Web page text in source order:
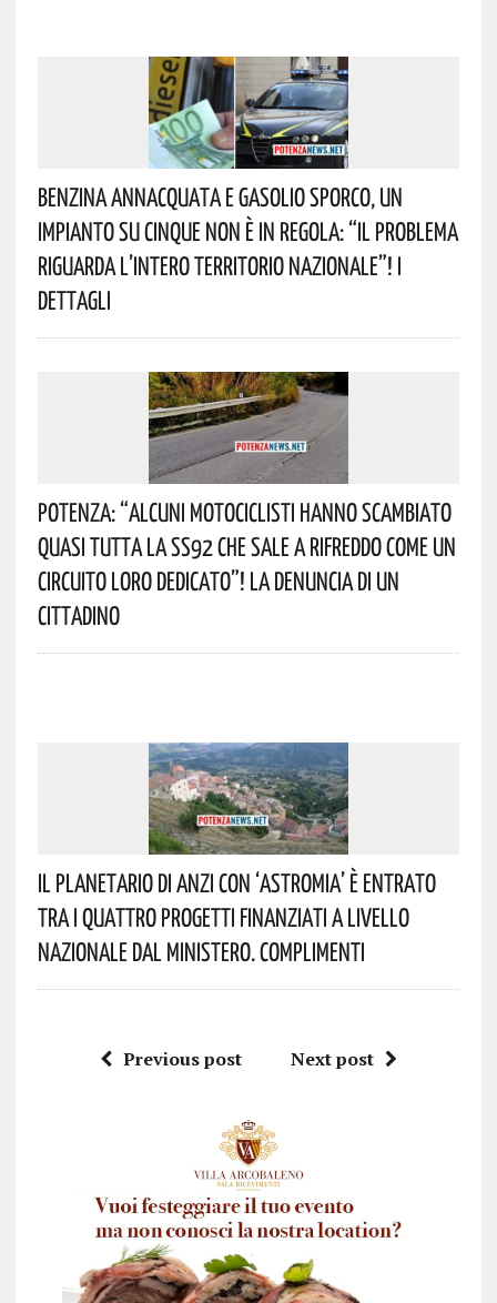
Benzina Annacquata E Gasolio Sporco, Un
Impianto Su Cinque Non È In Regola: “il Problema
Riguarda L’intero Territorio Nazionale”! I
Dettagli
Potenza: “alcuni Motociclisti Hanno Scambiato
Quasi Tutta La SS92 Che Sale A Rifreddo Come Un
Circuito Loro Dedicato”! La Denuncia Di Un
Cittadino
Il Planetario Di Anzi Con ‘Astromia’ È Entrato
Tra I Quattro Progetti Finanziati A Livello
Nazionale Dal Ministero. Complimenti
Previous post Next post